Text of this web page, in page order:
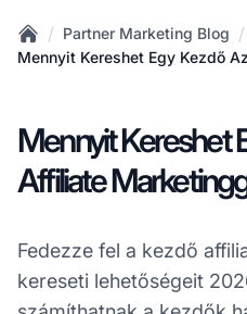
Home
/ Partner Marketing Blog /
Mennyit Kereshet Egy Kezdő
Mennyit Kereshet
Affiliate
Fedezze fel a kezdő
kereseti lehetőségeit